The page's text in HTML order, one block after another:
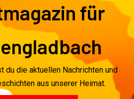
für
du die aktuellen Nachrichten und
aus unserer Heimat.